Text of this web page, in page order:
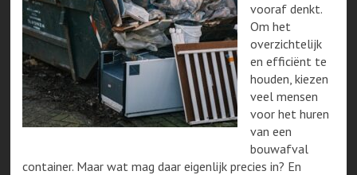
vooraf denkt.
Om het
overzichtelijk
en efficiënt te
houden, kiezen
veel mensen
voor het huren
van een
bouwafval
container. Maar wat mag daar eigenlijk precies in? En